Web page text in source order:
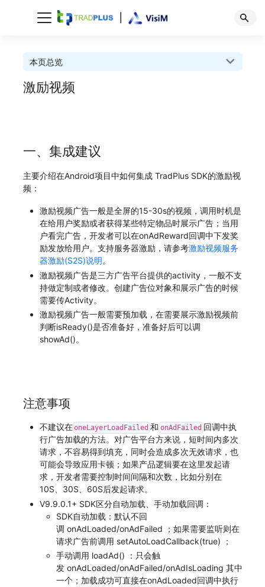
本页总览
激励视频
一、集成建议
主要介绍在Android项目中如何集成 TradPlus SDK的激励视
频：
激励视频广告一般是全屏的15-30s的视频，调用时机是
在给用户奖励或者获得某些特定物品时展示广告；当用
户看完广告，开发者可以在onAdReward回调中下发奖
励发放给用户。支持服务器激励，请参考激励视频服务
器激励(S2S)说明。
激励视频广告是三方广告平台提供的activity，一般不支
持做定制或者修改。创建广告位对象和展示广告的时候
需要传Activity。
激励视频广告一般需要预加载，在需要展示激励视频前
判断isReady()是否准备好，准备好后可以调
showAd()。
注意事项
不建议在oneLayerLoadFailed 和 onAdFailed 回调中执
行广告加载的方法。对广告平台方来说，短时间内多次
请求，不容易得到填充，同时会造成多次无效请求，也
可能会导致应用卡顿；如果产品逻辑要在这里发起请
求，开发者需要控制时间间隔和次数，比如分别在
10S、30S、60S后发起请求。
V9.9.0.1+ SDK区分自动加载、手动加载回调：
SDK自动加载：默认不回
调 onAdLoaded/onAdFailed ；如果需要监听则在
请求广告前调用 setAutoLoadCallback(true) ；
手动调用 loadAd() ：只会触
发 onAdLoaded/onAdFailed/onAdIsLoading 其中
一个；加载成功可直接在onAdLoaded回调中执行